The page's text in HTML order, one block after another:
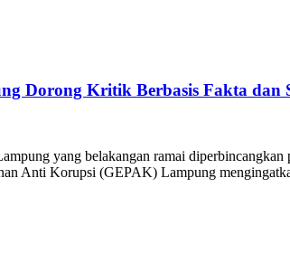
Dorong Kritik Berbasis Fakta dan
yang belakangan ramai
Anti Korupsi (GEPAK) Lampung